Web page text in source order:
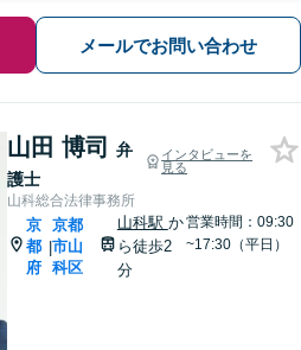
メールでお問い合わせ
山田 博司
弁
護士
インタビューを
見る
山科総合法律事務所
京
都
府
|
京都
市山
科区
山科駅 か
ら徒歩2
分
営業時間：09:30
~17:30（平日）